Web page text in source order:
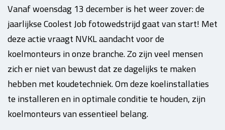
Vanaf woensdag 13 december is het weer zover: de
jaarlijkse Coolest Job fotowedstrijd gaat van start! Met
deze actie vraagt NVKL aandacht voor de
koelmonteurs in onze branche. Zo zijn veel mensen
zich er niet van bewust dat ze dagelijks te maken
hebben met koudetechniek. Om deze koelinstallaties
te installeren en in optimale conditie te houden, zijn
koelmonteurs van essentieel belang.